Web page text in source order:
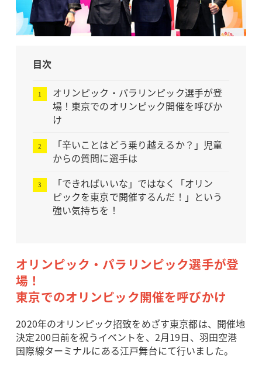
目次
オリンピック・パラリンピック選手が登
場！東京でのオリンピック開催を呼びか
け
「辛いことはどう乗り越えるか？」児童
からの質問に選手は
「できればいいな」ではなく「オリン
ピックを東京で開催するんだ！」という
強い気持ちを！
オリンピック・パラリンピック選手が登
場！
東京でのオリンピック開催を呼びかけ
2020年のオリンピック招致をめざす東京都は、開催地
決定200日前を祝うイベントを、2月19日、羽田空港
国際線ターミナルにある江戸舞台にて行いました。